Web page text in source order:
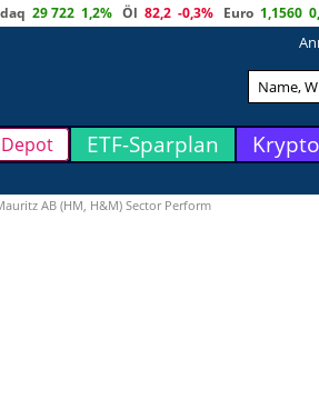
29 722 1,2% Öl 82,2 -0,3% Euro 1,1560
Depot ETF-Sparplan
AB (HM, H&M) Sector Perform